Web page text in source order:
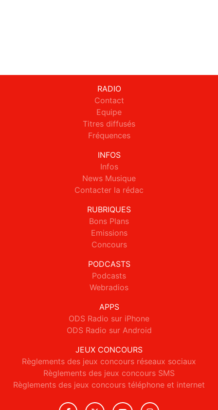
RADIO
Contact
Equipe
Titres diffusés
Fréquences
INFOS
Infos
News Musique
Contacter la rédac
RUBRIQUES
Bons Plans
Emissions
Concours
PODCASTS
Podcasts
Webradios
APPS
ODS Radio sur iPhone
ODS Radio sur Android
JEUX CONCOURS
Règlements des jeux concours réseaux sociaux
Règlements des jeux concours SMS
Règlements des jeux concours téléphone et internet